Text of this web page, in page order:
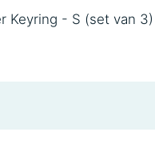
Keyring - S (set van 3)